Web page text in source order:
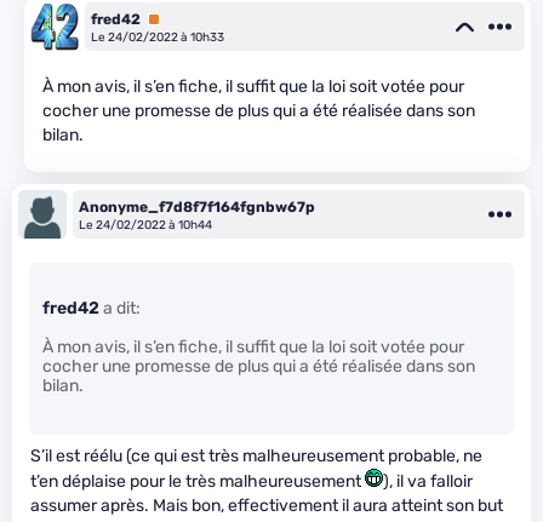
fred42 Premium
Le 24/02/2022 à 10h33
À mon avis, il s’en fiche, il suffit que la loi soit votée pour
cocher une promesse de plus qui a été réalisée dans son
bilan.
Anonyme_f7d8f7f164fgnbw67p
Le 24/02/2022 à 10h44
fred42a dit:
À mon avis, il s’en fiche, il suffit que la loi soit votée pour
cocher une promesse de plus qui a été réalisée dans son
bilan.
S’il est réélu (ce qui est très malheureusement probable, ne
t’en déplaise pour le très malheureusement
), il va falloir
assumer après. Mais bon, effectivement il aura atteint son but